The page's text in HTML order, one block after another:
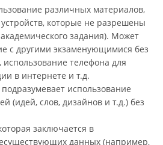
различных материалов,
которые не разрешены
задания). Может
с другими экзаменующимися без
использование телефона для
в интернете и т.д.
использование
(идей, слов, дизайнов и т.д.) без
заключается в
данных (например,